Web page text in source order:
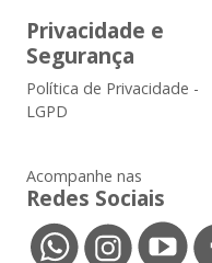
Privacidade e
Segurança
Política de Privacidade -
LGPD
Acompanhe nas
Redes Sociais